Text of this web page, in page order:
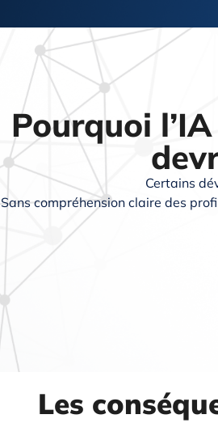
Pourquoi
Certains
Sans compréhension claire des
Les